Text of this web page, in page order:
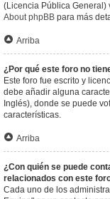
(Licencia Pública General)
About phpBB para más
Arriba
¿Por qué este foro no
Este foro fue escrito y
debe añadir alguna
Inglés), donde se puede
características.
Arriba
¿Con quién se puede
relacionados con este
Cada uno de los